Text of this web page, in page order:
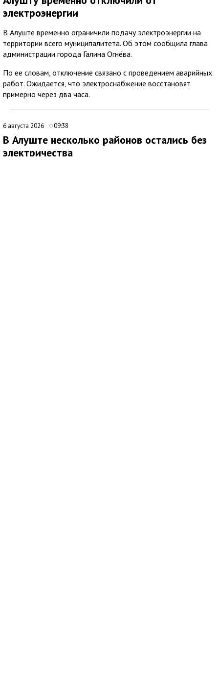
электроэнергии
В Алуште временно ограничили подачу электроэнергии на
территории всего муниципалитета. Об этом сообщила глава
администрации города Галина Огнёва.
По ее словам, отключение связано с проведением аварийных
работ. Ожидается, что электроснабжение восстановят
примерно через два часа.
6 августа 2026 09:38
В Алуште несколько районов остались без
электричества